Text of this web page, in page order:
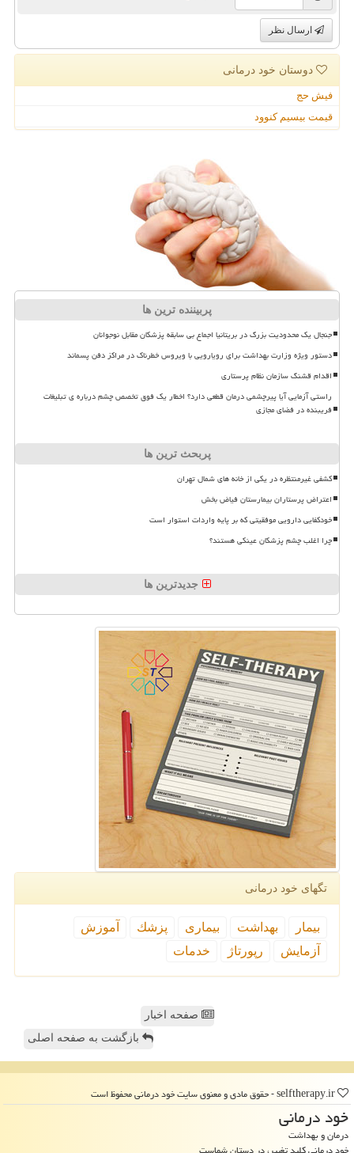
ارسال نظر
دوستان خود درمانی
فیش حج
قیمت بیسیم کنوود
پربیننده ترین ها
جنجال یک محدودیت بزرگ در بریتانیا اجماع بی سابقه پزشکان مقابل نوجوانان
دستور ویژه وزارت بهداشت برای رویارویی با ویروس خطرناک در مراکز دفن پسماند
اقدام قشنگ سازمان نظام پرستاری
راستی آزمایی آیا پیرچشمی درمان قطعی دارد؟ اخطار یک فوق تخصص چشم درباره ی تبلیغات
فریبنده در فضای مجازی
پربحث ترین ها
کشفی غیرمنتظره در یکی از خانه های شمال تهران
اعتراض پرستاران بیمارستان فیاض بخش
خودکفایی دارویی موفقیتی که بر پایه واردات استوار است
چرا اغلب چشم پزشکان عینکی هستند؟
جدیدترین ها
تگهای خود درمانی
بیمار بهداشت بیماری پزشك
آموزش
آزمایش
رپورتاژ خدمات
صفحه اخبار
بازگشت به صفحه اصلی
خود درمانی
درمان و بهداشت